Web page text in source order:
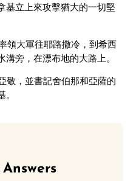
基立上來攻擊猶大的一切堅
領大軍往耶路撒冷，到希西
旁，在漂布地的大路上。
敬，並書記舍伯那和亞薩的